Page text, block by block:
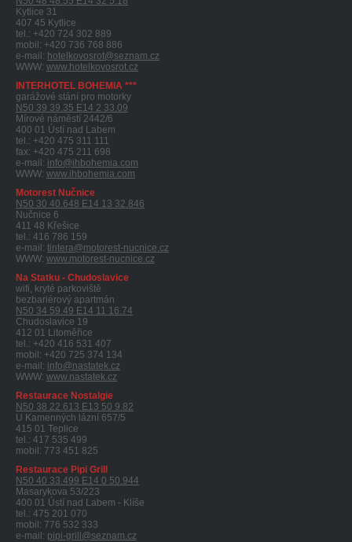
Kytlice 31
407 45 Kytlice
tel.: +420 724 302 889
mobil: +420 736 768 886
e-mail: hotelkovosrot@seznam.cz
WWW: www.hotelkovosrot.cz
INTERHOTEL BOHEMIA ***
garážové stání pro motorky
N50 39 39.35 E14 2 33.09
Mírové náměstí 2442/6
400 01 Ústí nad Labem
tel.: +420 475 311 111
fax: +420 475 211 698
e-mail: info@ihbohemia.com
WWW: www.ihbohemia.com
Motorest Nučnice
N50 30 40.648 E14 13 32.846
Nučnice 6
411 48 Křešice
tel.: 416 786 159
e-mail: tintera@motorest-nucnice.cz
WWW: www.motorest-nucnice.cz
Na Statku - Chudoslavice
wifi, kryté parkoviště
bezbariérový apartmán
N50 34 59.49 E14 11 16.74
Chudoslavice 19
412 01 Litoměřice
tel.: +420 416 531 407
mobil: +420 725 374 134
e-mail: info@nastatek.cz
WWW: www.nastatek.cz
Restaurace Nostalgie
N50 38 22.613 E13 50 9.82
U Kamenných lázní 657/5
415 01 Teplice
tel.: 417 535 499
mobil: 773 451 825
Restaurace Pipi Grill
N50 40 33.499 E14 0 50.944
Masarykova 53/223
400 01 Ústí nad Labem - Klíše
tel.: 475 201 070
mobil: 776 532 333
e-mail: pipi-grill@seznam.cz